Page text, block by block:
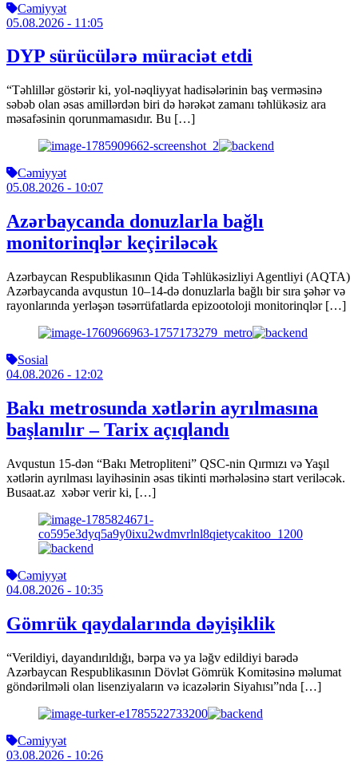
Cəmiyyət
05.08.2026 - 11:05
DYP sürücülərə müraciət etdi
“Təhlillər göstərir ki, yol-nəqliyyat hadisələrinin baş verməsinə
səbəb olan əsas amillərdən biri də hərəkət zamanı təhlükəsiz ara
məsafəsinin qorunmamasıdır. Bu […]
Cəmiyyət
05.08.2026 - 10:07
Azərbaycanda donuzlarla bağlı
monitorinqlər keçiriləcək
Azərbaycan Respublikasının Qida Təhlükəsizliyi Agentliyi (AQTA)
Azərbaycanda avqustun 10–14-də donuzlarla bağlı bir sıra şəhər və
rayonlarında yerləşən təsərrüfatlarda epizootoloji monitorinqlər […]
Sosial
04.08.2026 - 12:02
Bakı metrosunda xətlərin ayrılmasına
başlanılır – Tarix açıqlandı
Avqustun 15-dən “Bakı Metropliteni” QSC-nin Qırmızı və Yaşıl
xətlərin ayrılması layihəsinin əsas tikinti mərhələsinə start veriləcək.
Busaat.az xəbər verir ki, […]
Cəmiyyət
04.08.2026 - 10:35
Gömrük qaydalarında dəyişiklik
“Verildiyi, dayandırıldığı, bərpa və ya ləğv edildiyi barədə
Azərbaycan Respublikasının Dövlət Gömrük Komitəsinə məlumat
göndərilməli olan lisenziyaların və icazələrin Siyahısı”nda […]
Cəmiyyət
03.08.2026 - 10:26